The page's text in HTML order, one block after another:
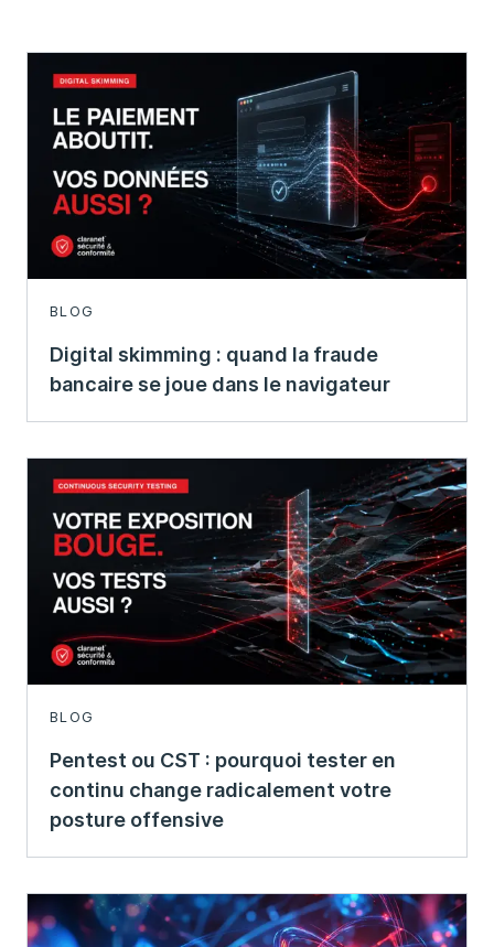
BLOG
Digital skimming : quand la fraude
bancaire se joue dans le navigateur
BLOG
Pentest ou CST : pourquoi tester en
continu change radicalement votre
posture offensive